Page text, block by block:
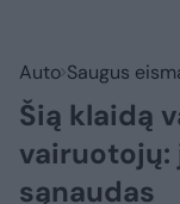
Auto Saugus
Šią klaidą
vairuotojų:
sąnaudas